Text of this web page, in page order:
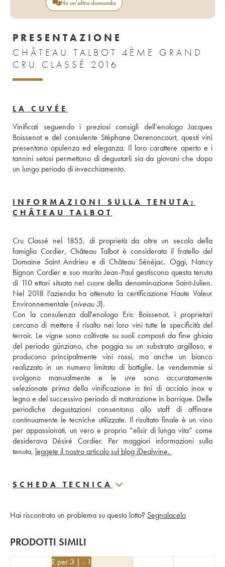
Ho un'altra domanda
PRESENTAZIONE
CHÂTEAU TALBOT 4ÈME GRAND
CRU CLASSÉ 2016
LA CUVÉE
Vinificati seguendo i preziosi consigli dell’enologo Jacques
Boissenot e del consulente Stéphane Derenoncourt, questi vini
presentano opulenza ed eleganza. Il loro carattere aperto e i
tannini setosi permettono di degustarli sia da giovani che dopo
un lungo periodo di invecchiamento.
INFORMAZIONI SULLA TENUTA:
CHÂTEAU TALBOT
Cru Classé nel 1855, di proprietà da oltre un secolo della
famiglia Cordier, Château Talbot è considerato il fratello del
Domaine Saint Andrieu e di Château Sénéjac. Oggi, Nancy
Bignon Cordier e suo marito Jean-Paul gestiscono questa tenuta
di 110 ettari situata nel cuore della denominazione Saint-Julien.
Nel 2018 l’azienda ha ottenuto la certificazione Haute Valeur
Environnementale (niveau 3).
Con la consulenza dall'enologo Eric Boissenot, i proprietari
cercano di mettere il risalto nei loro vini tutte le specificità del
terroir. Le vigne sono coltivate su suoli composti da fine ghiaia
del periodo günziano, che poggia su un substrato argilloso, e
producono principalmente vini rossi, ma anche un bianco
realizzato in un numero limitato di bottiglie. Le vendemmie si
svolgono manualmente e le uve sono accuratamente
selezionate prima della vinificazione in tini di acciaio inox e
legno e del successivo periodo di maturazione in barrique. Delle
periodiche degustazioni consentono allo staff di affinare
continuamente le tecniche utilizzate. Il risultato finale è un vino
per appassionati, un vero e proprio “elisir di lunga vita” come
desiderava Désiré Cordier. Per maggiori informazioni sulla
tenuta,
SCHEDA TECNICA
Hai riscontrato un problema su questo lotto? Segnalacelo
PRODOTTI SIMILI
€ per 3 | - 10%